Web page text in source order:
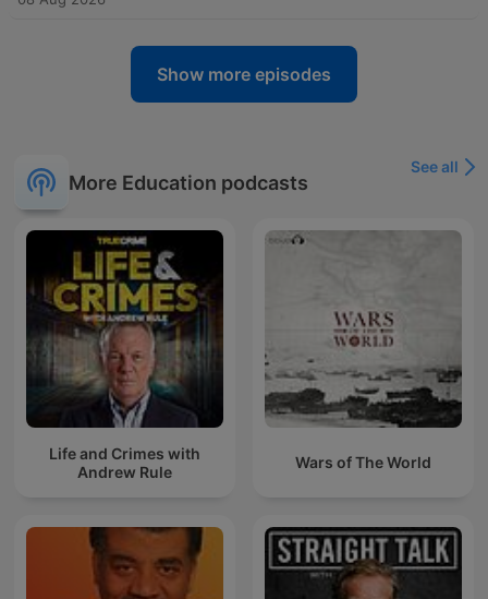
Show more episodes
More Education podcasts
See all
Life and Crimes with
Andrew Rule
Wars of The World